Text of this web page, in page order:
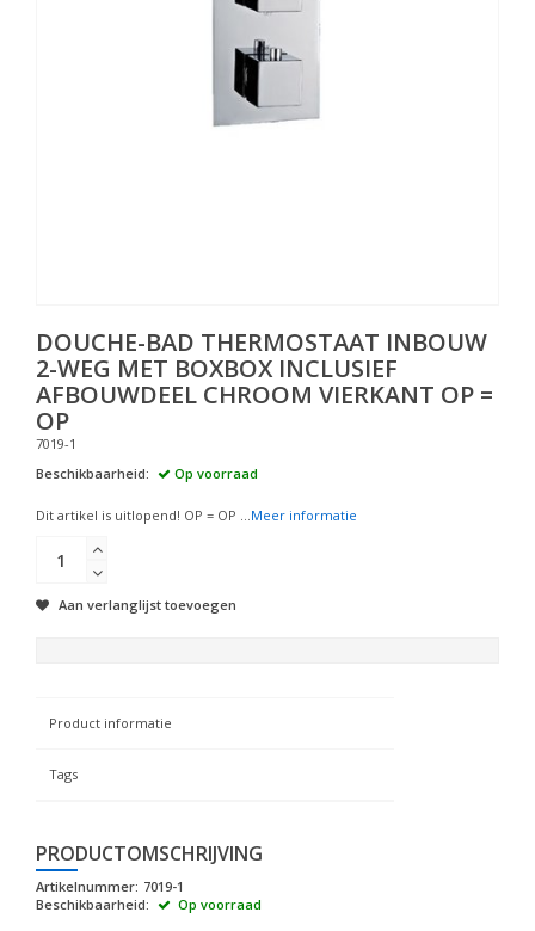
DOUCHE-BAD THERMOSTAAT INBOUW
2-WEG MET BOXBOX INCLUSIEF
AFBOUWDEEL CHROOM VIERKANT OP =
OP
7019-1
Beschikbaarheid:
Op voorraad
Dit artikel is uitlopend! OP = OP ...Meer informatie
Aan verlanglijst toevoegen
Product informatie
Tags
PRODUCTOMSCHRIJVING
Artikelnummer: 7019-1
Beschikbaarheid:
Op voorraad